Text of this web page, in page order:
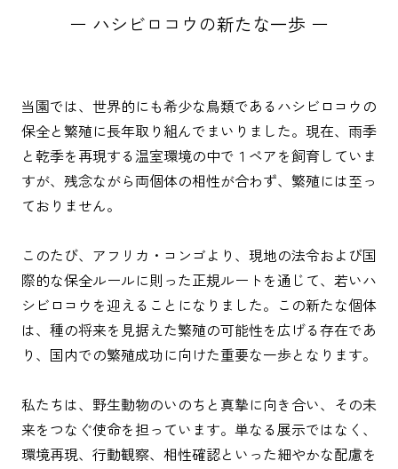
ー ハシビロコウの新たな一歩 ー
当園では、世界的にも希少な鳥類であるハシビロコウの
保全と繁殖に長年取り組んでまいりました。現在、雨季
と乾季を再現する温室環境の中で１ペアを飼育していま
すが、残念ながら両個体の相性が合わず、繁殖には至っ
ておりません。
このたび、アフリカ・コンゴより、現地の法令および国
際的な保全ルールに則った正規ルートを通じて、若いハ
シビロコウを迎えることになりました。この新たな個体
は、種の将来を見据えた繁殖の可能性を広げる存在であ
り、国内での繁殖成功に向けた重要な一歩となります。
私たちは、野生動物のいのちと真摯に向き合い、その未
来をつなぐ使命を担っています。単なる展示ではなく、
環境再現、行動観察、相性確認といった細やかな配慮を